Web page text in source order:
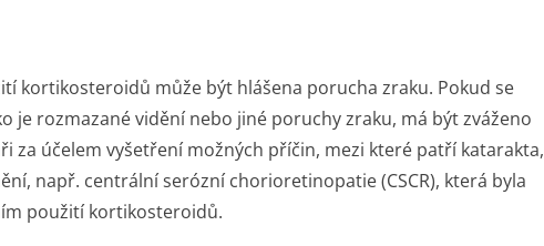
kortikosteroidů může být hlášena porucha zraku. Pokud se
je rozmazané vidění nebo jiné poruchy zraku, má být zváženo
za účelem vyšetření možných příčin, mezi které patří katarakta,
např. centrální serózní chorioretinopatie (CSCR), která byla
použití kortikosteroidů.